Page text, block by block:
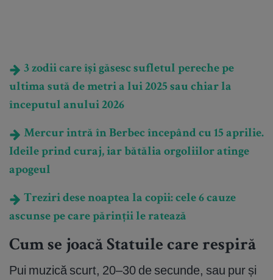
3 zodii care își găsesc sufletul pereche pe
ultima sută de metri a lui 2025 sau chiar la
începutul anului 2026
Mercur intră în Berbec începând cu 15 aprilie.
Ideile prind curaj, iar bătălia orgoliilor atinge
apogeul
Treziri dese noaptea la copii: cele 6 cauze
ascunse pe care părinții le ratează
Cum se joacă Statuile care respiră
Pui muzică scurt, 20–30 de secunde, sau pur și